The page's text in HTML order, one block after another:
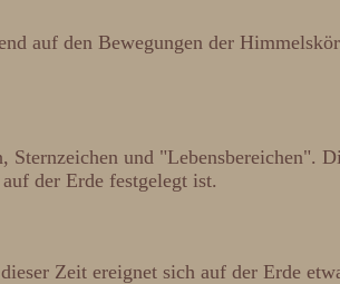
auf den Bewegungen der
und "Lebensbereichen".
der Erde festgelegt ist.
Zeit ereignet sich auf der Erde